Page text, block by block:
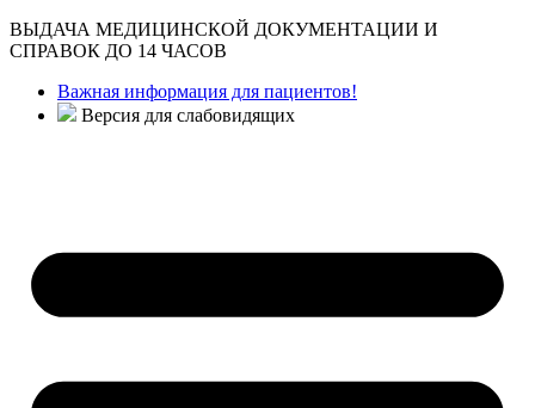
ВЫДАЧА МЕДИЦИНСКОЙ ДОКУМЕНТАЦИИ И
СПРАВОК ДО 14 ЧАСОВ
Важная информация для пациентов!
Версия для слабовидящих